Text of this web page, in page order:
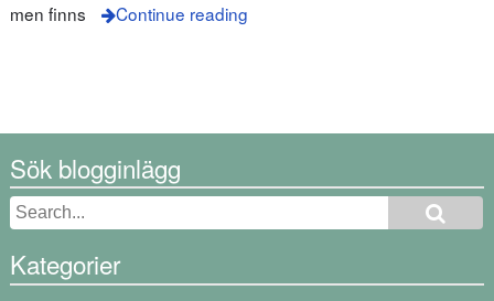
men finns
Continue reading
Sök blogginlägg
Kategorier